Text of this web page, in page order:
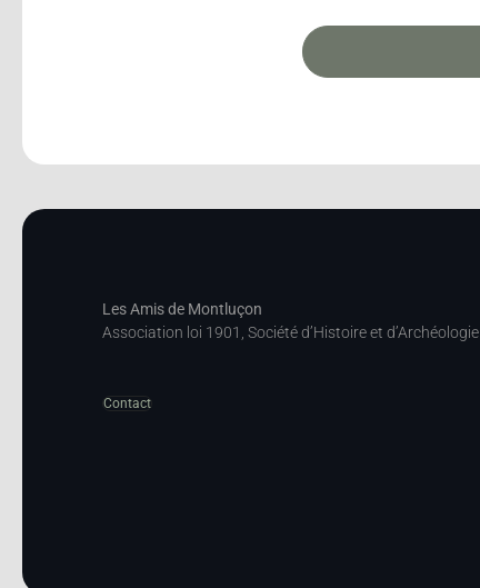
Les Amis de Montluçon
Association loi 1901, Société d’Histoire et d’Archéologie
Contact